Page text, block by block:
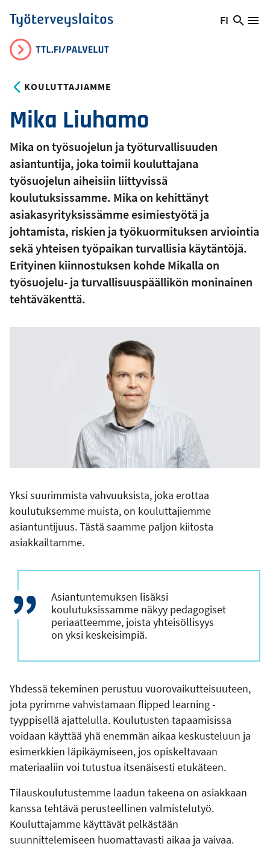
Hyppää
pääsisältöön
Työterveyslaitos
Vaihda
FI
Hae
KOULUTTAJIAMME
Mika Liuhamo
Mika on työsuojelun ja työturvallisuuden
asiantuntija, joka toimii kouluttajana
työsuojelun aiheisiin liittyvissä
koulutuksissamme. Mika on kehittänyt
asiakasyrityksissämme esimiestyötä ja
johtamista, riskien ja työkuormituksen arviointia
sekä yhteisen työpaikan turvallisia käytäntöjä.
Erityinen kiinnostuksen kohde Mikalla on
työsuojelu- ja turvallisuuspäällikön moninainen
tehtäväkenttä.
Yksi suurimmista vahvuuksista, joka erottaa
koulutuksemme muista, on kouluttajiemme
asiantuntijuus. Tästä saamme paljon kiitosta
asiakkailtamme.
Asiantuntemuksen lisäksi
koulutuksissamme näkyy pedagogiset
periaatteemme, joista yhteisöllisyys
on yksi keskeisimpiä.
Yhdessä tekeminen perustuu vuorovaikutteisuuteen,
jota pyrimme vahvistamaan flipped learning -
tyyppisellä ajattelulla. Koulutusten tapaamisissa
voidaan käyttää yhä enemmän aikaa keskusteluun ja
esimerkkien läpikäymiseen, jos opiskeltavaan
materiaaliin voi tutustua itsenäisesti etukäteen.
Tilauskoulutustemme laadun takeena on asiakkaan
kanssa tehtävä perusteellinen valmistelutyö.
Kouluttajamme käyttävät pelkästään
suunnittelemiseen huomattavasti aikaa ja vaivaa.